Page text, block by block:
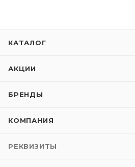
КАТАЛОГ
АКЦИИ
БРЕНДЫ
КОМПАНИЯ
РЕКВИЗИТЫ